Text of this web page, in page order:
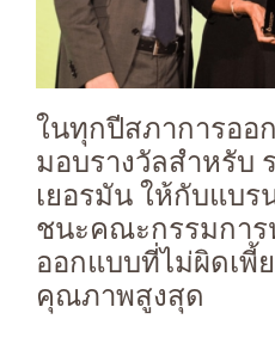
ในทุกปีสภาการออ
มอบรางวัลสำหรับ
เยอรมัน ให้กับแบร
ชนะคณะกรรมการ
ออกแบบที่ไม่ผิดเพี้
คุณภาพสูงสุด